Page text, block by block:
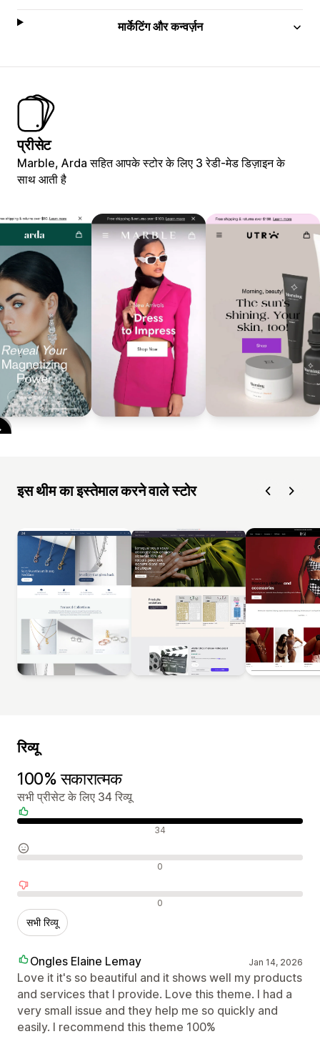
मार्केटिंग और कन्वर्ज़न
प्रीसेट
Marble, Arda सहित आपके स्टोर के लिए 3 रेडी-मेड डिज़ाइन के
साथ आती है
इस थीम का इस्तेमाल करने वाले स्टोर
रिव्यू
100% सकारात्मक
सभी प्रीसेट के लिए 34 रिव्यू
सकारात्मक रिव्यू 34
न्यूट्रल रिव्यू 0
नकारात्मक रिव्यू 0
सभी रिव्यू
Ongles Elaine Lemay Jan 14, 2026
Love it it's so beautiful and it shows well my products
and services that I provide. Love this theme. I had a
very small issue and they help me so quickly and
easily. I recommend this theme 100%